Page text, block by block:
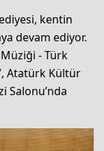
kentin
devam ediyor.
- Türk
Atatürk Kültür
Salonu’nda